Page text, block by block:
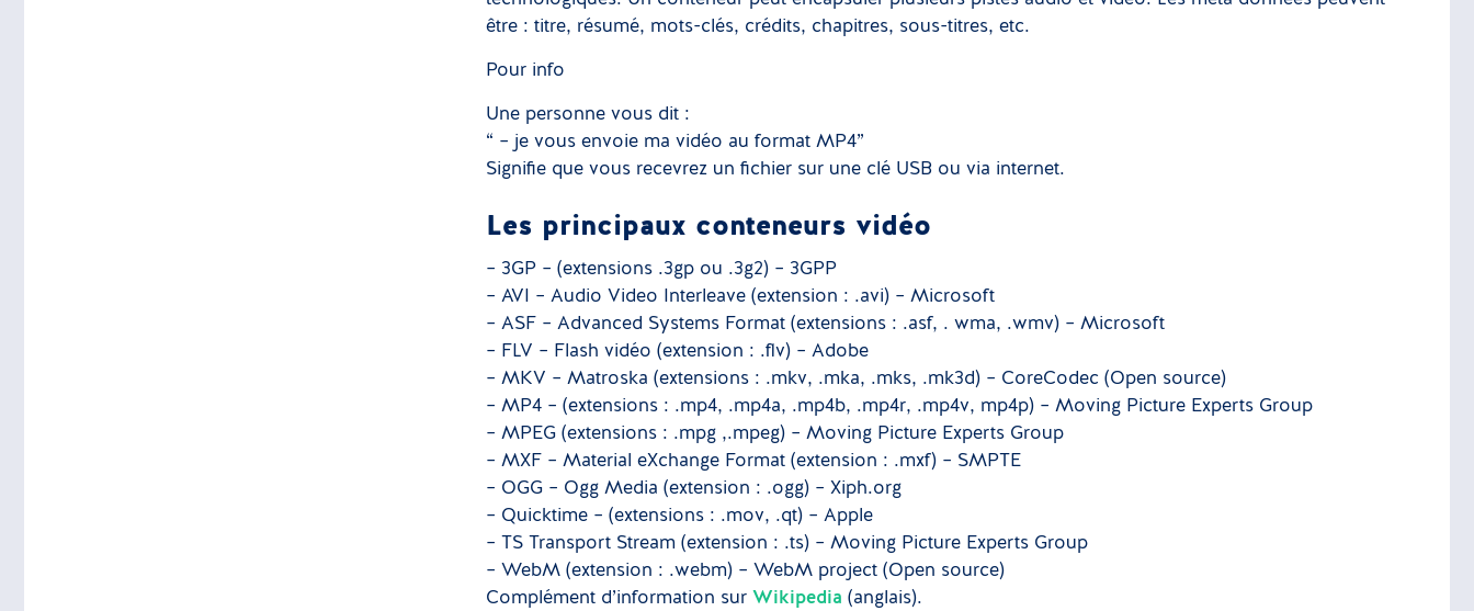
être : titre, résumé, mots-clés, crédits, chapitres, sous-titres, etc.
Pour info
Une personne vous dit :
“ – je vous envoie ma vidéo au format MP4”
Signifie que vous recevrez un fichier sur une clé USB ou via internet.
Les principaux conteneurs vidéo
– 3GP – (extensions .3gp ou .3g2) – 3GPP
– AVI – Audio Video Interleave (extension : .avi) – Microsoft
– ASF – Advanced Systems Format (extensions : .asf, . wma, .wmv) – Microsoft
– FLV – Flash vidéo (extension : .flv) – Adobe
– MKV – Matroska (extensions : .mkv, .mka, .mks, .mk3d) – CoreCodec (Open source)
– MP4 – (extensions : .mp4, .mp4a, .mp4b, .mp4r, .mp4v, mp4p) – Moving Picture Experts Group
– MPEG (extensions : .mpg ,.mpeg) – Moving Picture Experts Group
– MXF – Material eXchange Format (extension : .mxf) – SMPTE
– OGG – Ogg Media (extension : .ogg) – Xiph.org
– Quicktime – (extensions : .mov, .qt) – Apple
– TS Transport Stream (extension : .ts) – Moving Picture Experts Group
– WebM (extension : .webm) – WebM project (Open source)
Complément d’information sur Wikipedia (anglais).